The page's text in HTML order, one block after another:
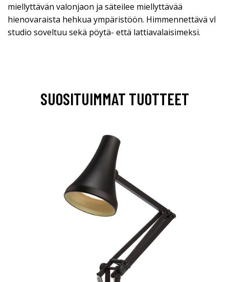
miellyttävän valonjaon ja säteilee miellyttävää
hienovaraista hehkua ympäristöön. Himmennettävä vl
studio soveltuu sekä pöytä- että lattiavalaisimeksi.
SUOSITUIMMAT TUOTTEET